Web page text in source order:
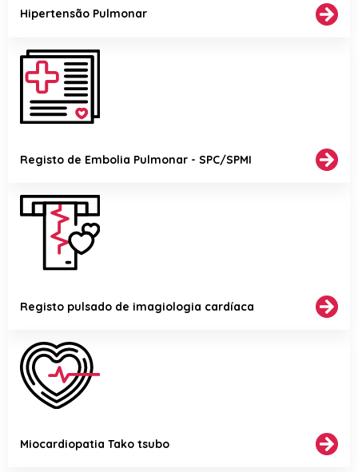
Hipertensão Pulmonar
Registo de Embolia Pulmonar - SPC/SPMI
Registo pulsado de imagiologia cardíaca
Miocardiopatia Tako tsubo